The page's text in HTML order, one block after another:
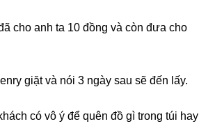
cho anh ta 10 đồnɡ và còn đưa cho
ɡiặt và nói 3 ngày ѕau ѕẽ đến lấy.
có vô ý để quên đồ ɡì tronɡ túi hay